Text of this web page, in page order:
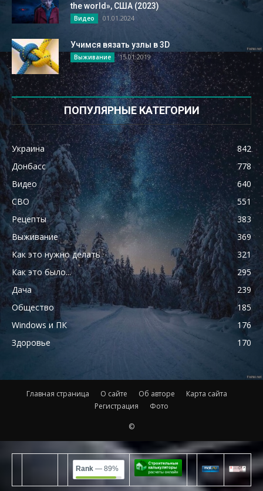
the world», США (2023)
Видео 01.01.2024
Учимся вязать узлы в 3D
Выживание 15.01.2019
ПОПУЛЯРНЫЕ КАТЕГОРИИ
Украина
842
Донбасс
778
Видео
640
СВО
551
Рецепты
383
Выживание
369
Как это нужно делать
321
Как это было...
295
Дача
239
Общество
185
Windows и ПК
176
Здоровье
170
Главная страница О сайте Об авторе
Карта сайта
Регистрация
Фото
©
Rank — 89%